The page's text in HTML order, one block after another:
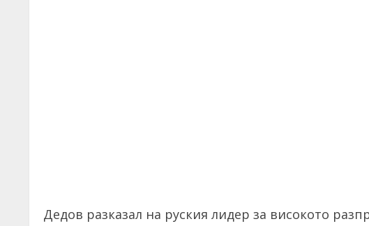
Дедов разказал на руския лидер за високото